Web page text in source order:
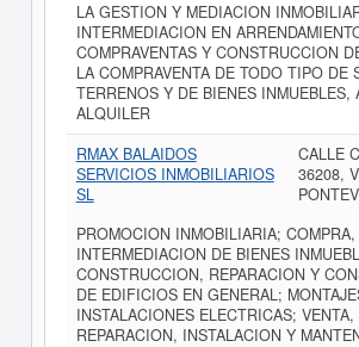
LA GESTION Y MEDIACION
INTERMEDIACION EN
COMPRAVENTAS Y CONSTRUCCION
LA COMPRAVENTA DE TODO TIPO DE
TERRENOS Y DE BIENES INMUEBLES,
ALQUILER
RMAX BALAIDOS
SERVICIOS INMOBILIARIOS
SL
CALLE
36208,
PROMOCION INMOBILIARIA; COMPRA,
INTERMEDIACION DE BIENES
CONSTRUCCION, REPARACION Y
DE EDIFICIOS EN GENERAL;
INSTALACIONES ELECTRICAS; VENTA,
REPARACION, INSTALACION Y